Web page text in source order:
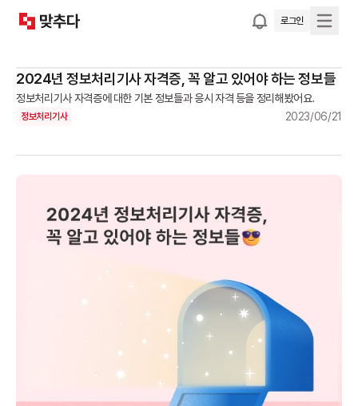
로그인
2024년 정보처리기사 자격증, 꼭 알고 있어야 하는 정보들
정보처리기사 자격증에 대한 기본 정보들과 응시 자격 등을 정리해봤어요.
정보처리기사 2023/06/21